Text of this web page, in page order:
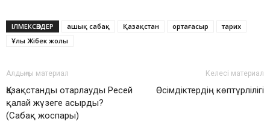
ІЛМЕКСӨЗДЕР ашық сабақ Қазақстан ортағасыр
тарих
Ұлы Жiбек жолы
Алдыңғы материал
Қазақстанды отарлауды Ресей
қалай жүзеге асырды?
(Сабақ жоспары)
Келесі материал
Өсімдіктердің көптүрлілігі